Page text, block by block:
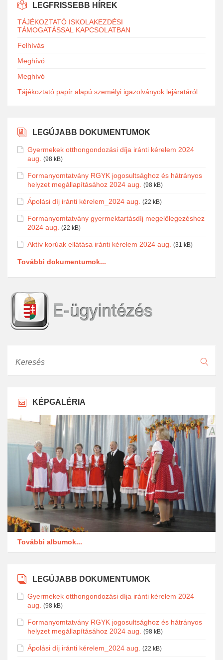
LEGFRISSEBB HÍREK
TÁJÉKOZTATÓ ISKOLAKEZDÉSI
TÁMOGATÁSSAL KAPCSOLATBAN
Felhívás
Meghívó
Meghívó
Tájékoztató papír alapú személyi igazolványok lejáratáról
LEGÚJABB DOKUMENTUMOK
Gyermekek otthongondozási díja iránti kérelem 2024
aug.
(98 kB)
Formanyomtatvány RGYK jogosultsághoz és hátrányos
helyzet megállapításához 2024 aug.
(98 kB)
Ápolási díj iránti kérelem_2024 aug. (22 kB)
Formanyomtatvány gyermektartásdíj megelőlegezéshez
2024 aug.
(22 kB)
Aktív korúak ellátása iránti kérelem 2024 aug. (31 kB)
További dokumentumok...
KÉPGALÉRIA
További albumok...
LEGÚJABB DOKUMENTUMOK
Gyermekek otthongondozási díja iránti kérelem 2024
aug.
(98 kB)
Formanyomtatvány RGYK jogosultsághoz és hátrányos
helyzet megállapításához 2024 aug.
(98 kB)
Ápolási díj iránti kérelem_2024 aug. (22 kB)